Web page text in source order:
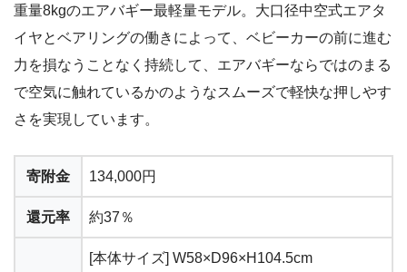
重量8kgのエアバギー最軽量モデル。大口径中空式エアタ
イヤとベアリングの働きによって、ベビーカーの前に進む
力を損なうことなく持続して、エアバギーならではのまる
で空気に触れているかのようなスムーズで軽快な押しやす
さを実現しています。
寄附金 134,000円
還元率 約37％
[本体サイズ] W58×D96×H104.5cm